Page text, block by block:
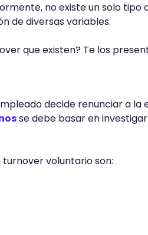
no existe un solo tipo
de diversas variables.
que existen? Te los
decide renunciar a
se debe basar en
turnover voluntario son: